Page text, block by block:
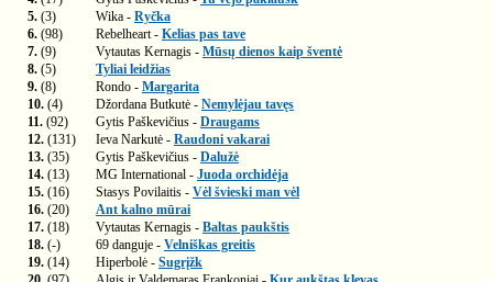
5. (3) Wika - Ryčka
6. (98) Rebelheart - Kelias pas tave
7. (9) Vytautas Kernagis - Mūsų dienos kaip šventė
8. (5)
Tyliai leidžias
9. (8) Rondo - Margarita
10. (4) Džordana Butkutė - Nemylėjau tavęs
11. (92) Gytis Paškevičius - Draugams
12. (131) Ieva Narkutė - Raudoni vakarai
13. (35) Gytis Paškevičius - Dalužė
14. (13) MG International - Juoda orchidėja
15. (16) Stasys Povilaitis - Vėl švieski man vėl
16. (20)
Ant kalno mūrai
17. (18) Vytautas Kernagis - Baltas paukštis
18. (-) 69 danguje - Velniškas greitis
19. (14) Hiperbolė - Sugrįžk